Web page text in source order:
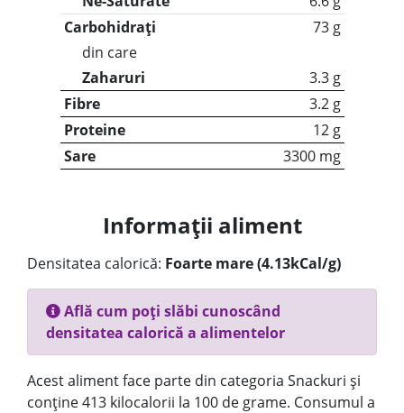
Carbohidrați
73 g
din care
Zaharuri
3.3 g
Fibre
3.2 g
Proteine
12 g
Sare
3300 mg
Informații aliment
Densitatea calorică: Foarte mare (4.13kCal/g)
Află cum poți slăbi cunoscând
densitatea calorică a alimentelor
Acest aliment face parte din categoria Snackuri și
conține 413 kilocalorii la 100 de grame. Consumul a